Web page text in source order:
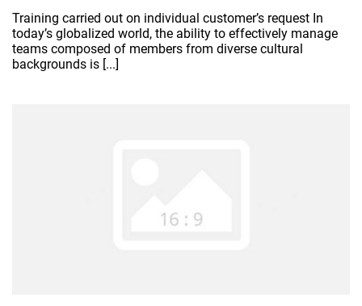
Training carried out on individual customer’s request In
today’s globalized world, the ability to effectively manage
teams composed of members from diverse cultural
backgrounds is [...]